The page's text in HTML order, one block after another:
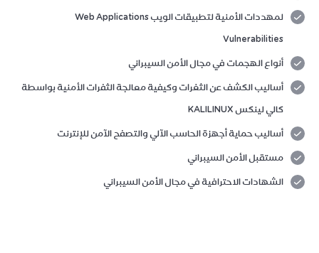
لمهددات الأمنية لتطبيقات الويب Web Applications
Vulnerabilities
أنواع الهجمات في مجال الأمن السيبراني
أساليب الكشف عن الثغرات وكيفية معالجة الثفرات الأمنية بواسطة
كالي لينكس KALILINUX
أساليب حماية أجهزة الحاسب الآلي والتصفح الآمن للإنترنت
مستقبل الأمن السيبراني
الشهادات الاحترافية في مجال الأمن السيبراني